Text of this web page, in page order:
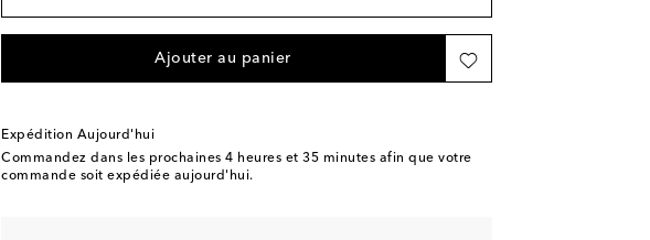
Ajouter au panier
Expédition Aujourd'hui
Commandez dans les prochaines 4 heures et 35 minutes afin que votre
commande soit expédiée aujourd'hui.